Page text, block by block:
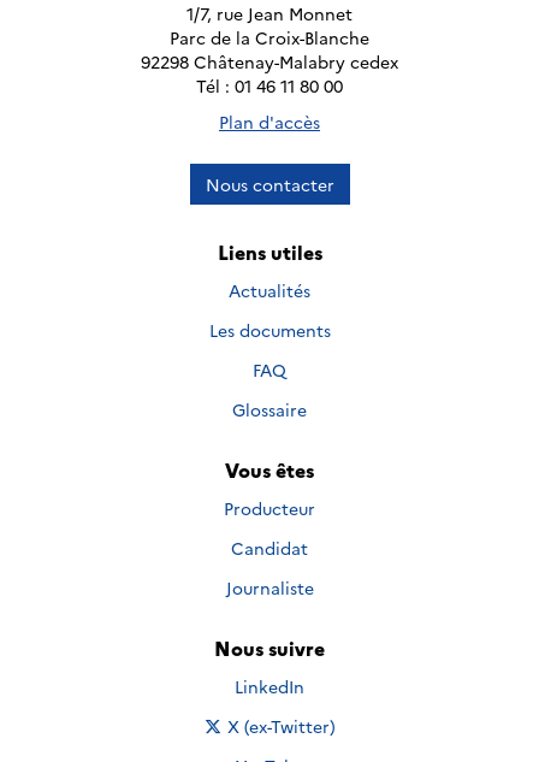
1/7, rue Jean Monnet
Parc de la Croix-Blanche
92298 Châtenay-Malabry cedex
Tél : 01 46 11 80 00
Plan d'accès
Nous contacter
Liens utiles
Actualités
Les documents
FAQ
Glossaire
Vous êtes
Producteur
Candidat
Journaliste
Nous suivre
Nous suivre sur
LinkedIn
Nous suivre sur
X (ex-Twitter)